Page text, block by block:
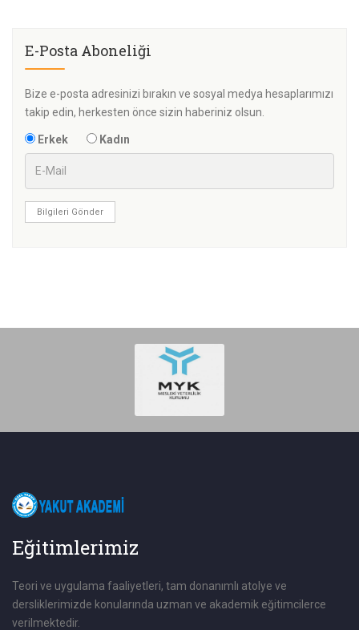
E-Posta Aboneliği
Bize e-posta adresinizi bırakın ve sosyal medya hesaplarımızı
takip edin, herkesten önce sizin haberiniz olsun.
Erkek Kadın
Bilgileri Gönder
Eğitimlerimiz
Teori ve uygulama faaliyetleri, tam donanımlı atolye ve
dersliklerimizde konularında uzman ve akademik eğitimcilerce
verilmektedir.